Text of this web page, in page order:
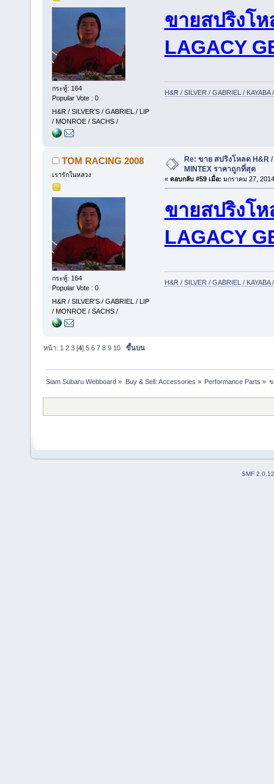
กระทู้: 164
Popular Vote : 0
H&R / SILVER'S / GABRIEL / LIP
/ MONROE / SACHS /
ขายสปริงโห
LAGACY
H&R / SILVER / GABRIEL / KAYABA
TOM RACING 2008
เรารักในหลวง
กระทู้: 164
Popular Vote : 0
H&R / SILVER'S / GABRIEL / LIP
/ MONROE / SACHS /
Re: ขาย สปริงโหลด H&R /
MINTEX ราคาถูกที่สุด
« ตอบกลับ #59 เมื่อ: มกราคม 27,
ขายสปริงโห
LAGACY
H&R / SILVER / GABRIEL / KAYABA
หน้า: 1 2 3 [4]5 6 7 8 9 10 ขึ้นบน
Siam Subaru Webboard » Buy & Sell: Accessories » Performance Parts » ข
SMF 2.0.12